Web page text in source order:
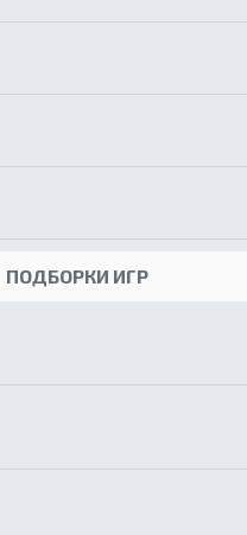
ПОДБОРКИ ИГР